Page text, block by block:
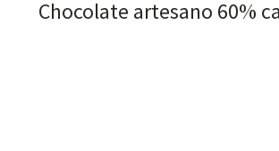
Chocolate artesano 60%